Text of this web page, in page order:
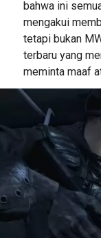
bahwa ini
mengakui
tetapi bukan
terbaru yang
meminta maaf